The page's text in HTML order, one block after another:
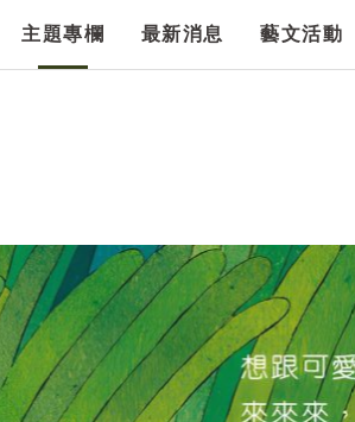
主題專欄 最新消息 藝文活動